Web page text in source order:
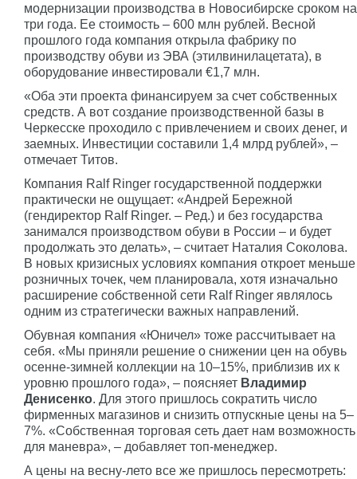
модернизации производства в Новосибирске сроком на
три года. Ее стоимость – 600 млн рублей. Весной
прошлого года компания открыла фабрику по
производству обуви из ЭВА (этилвинилацетата), в
оборудование инвестировали €1,7 млн.
«Оба эти проекта финансируем за счет собственных
средств. А вот создание производственной базы в
Черкесске проходило с привлечением и своих денег, и
заемных. Инвестиции составили 1,4 млрд рублей», –
отмечает Титов.
Компания Ralf Ringer государственной поддержки
практически не ощущает: «Андрей Бережной
(гендиректор Ralf Ringer. – Ред.) и без государства
занимался производством обуви в России – и будет
продолжать это делать», – считает Наталия Соколова.
В новых кризисных условиях компания откроет меньше
розничных точек, чем планировала, хотя изначально
расширение собственной сети Ralf Ringer являлось
одним из стратегически важных направлений.
Обувная компания «Юничел» тоже рассчитывает на
себя. «Мы приняли решение о снижении цен на обувь
осенне-зимней коллекции на 10–15%, приблизив их к
уровню прошлого года», – поясняет Владимир
Денисенко. Для этого пришлось сократить число
фирменных магазинов и снизить отпускные цены на 5–
7%. «Собственная торговая сеть дает нам возможность
для маневра», – добавляет топ-менеджер.
А цены на весну-лето все же пришлось пересмотреть: